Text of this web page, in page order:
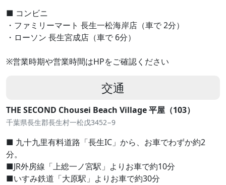
■ コンビニ
・ファミリーマート 長生一松海岸店（車で 2分）
・ローソン 長生宮成店（車で 6分）
※営業時期や営業時間はHPをご確認ください
交通
THE SECOND Chousei Beach Village 平屋（103）
千葉県長生郡長生村一松戊3452−9
■ 九十九里有料道路「長生IC」から、お車でわずか約2
分。
■JR外房線「上総一ノ宮駅」よりお車で約10分
■いすみ鉄道「大原駅」よりお車で約30分